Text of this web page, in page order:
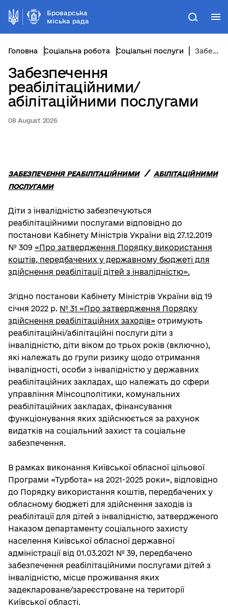
Броварська
міська рада
Пошук
Головна Соціальна робота Соціальні послуги Забезпечення реабілітаційними/абілітаційними послугами
Забезпечення
реабілітаційними/
абілітаційними послугами
08 August 2026
ЗАБЕЗПЕЧЕННЯ РЕАБІЛІТАЦІЙНИМИ/ АБІЛІТАЦІЙНИМИ
ПОСЛУГАМИ
Діти з інвалідністю забезпечуються
реабілітаційними послугами відповідно до
постанови Кабінету Міністрів України від 27.12.2019
№ 309 «Про затвердження Порядку використання
коштів, передбачених у державному бюджеті для
здійснення реабілітації дітей з інвалідністю».
Згідно постанови Кабінету Міністрів України від 19
січня 2022 р. № 31 «Про затвердження Порядку
здійснення реабілітаційних заходів» отримують
реабілітаційні/абілітаційні послуги діти з
інвалідністю, діти віком до трьох років (включно),
які належать до групи ризику щодо отримання
інвалідності, особи з інвалідністю у державних
реабілітаційних закладах, що належать до сфери
управління Мінсоцполітики, комунальних
реабілітаційних закладах, фінансування
функціонування яких здійснюється за рахунок
видатків на соціальний захист та соціальне
забезпечення.
В рамках виконання Київської обласної цільової
Програми «Турбота» на 2021-2025 роки», відповідно
до Порядку використання коштів, передбачених у
обласному бюджеті для здійснення заходів із
реабілітації для дітей з інвалідністю, затвердженого
Наказом департаменту соціального захисту
населення Київської обласної державної
адміністрації від 01.03.2021 № 39, передбачено
забезпечення реабілітаційними послугами дітей з
інвалідністю, місце проживання яких
задеклароване/зареєстроване на території
Київської області.